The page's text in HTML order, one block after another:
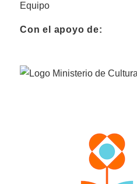
Equipo
Con el apoyo de: